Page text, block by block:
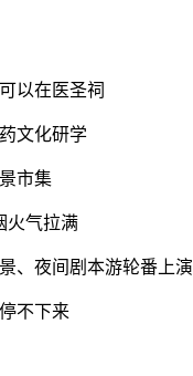
以在医圣祠
文化研学
市集
火气拉满
、夜间剧本游轮番上演
不下来